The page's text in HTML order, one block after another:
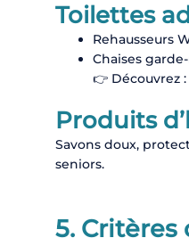
Toilettes
Rehausseurs
Chaises
👉 Découvrez :
Produits
Savons doux,
seniors.
5.